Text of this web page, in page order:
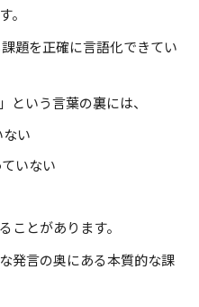
。
題を正確に言語化できてい
という言葉の裏には、
い
いない
ことがあります。
発言の奥にある本質的な課